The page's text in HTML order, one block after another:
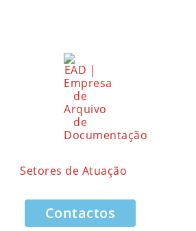
Setores de Atuação
Contactos